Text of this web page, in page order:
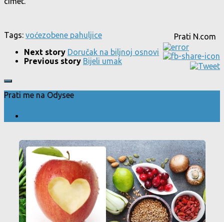
Prati N.com
Tags: voćezobene pahuljice
Next story Doručak na biljnoj osnovi
Previous story Bijeli umak
Prati me na Odysee